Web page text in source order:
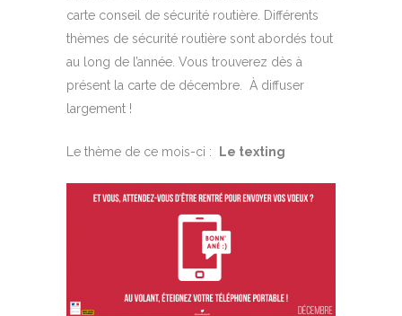
carte conseil de sécurité routière. Différents
thèmes de sécurité routière sont abordés tout
au long de l’année. Vous trouverez dès à
présent la carte de décembre. À diffuser
largement !
Le thème de ce mois-ci : Le texting